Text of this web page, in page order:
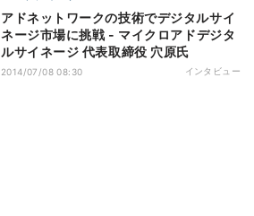
アドネットワークの技術でデジタルサイ
ネージ市場に挑戦 - マイクロアドデジタ
ルサイネージ 代表取締役 穴原氏
2014/07/08 08:30 インタビュー